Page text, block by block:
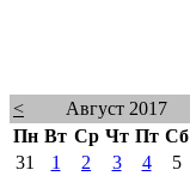
<
Август 2017
Пн Вт Ср Чт Пт Сб
31
1 2 3 4 5